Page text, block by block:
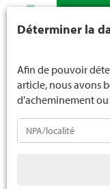
Recherche
Petits
Aliments pour
Accessoires
Déterminer la
Afin de pouvoir
article, nous avons
d'acheminement
moins de 16 ans. La
nous indiquez votre